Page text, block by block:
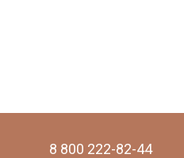
8 800 222-82-44